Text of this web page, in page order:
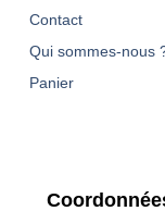
Contact
Qui sommes-nous
Panier